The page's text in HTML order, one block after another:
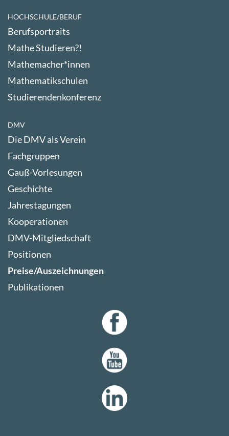
HOCHSCHULE/BERUF
Berufsportraits
Mathe Studieren?!
Mathemacher*innen
Mathematikschulen
Studierendenkonferenz
DMV
Die DMV als Verein
Fachgruppen
Gauß-Vorlesungen
Geschichte
Jahrestagungen
Kooperationen
DMV-Mitgliedschaft
Positionen
Preise/Auszeichnungen
Publikationen